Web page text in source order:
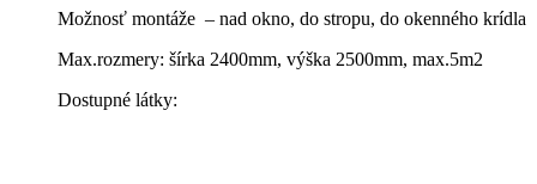
Možnosť montáže – nad okno, do stropu, do okenného krídla
Max.rozmery: šírka 2400mm, výška 2500mm, max.5m2
Dostupné látky: